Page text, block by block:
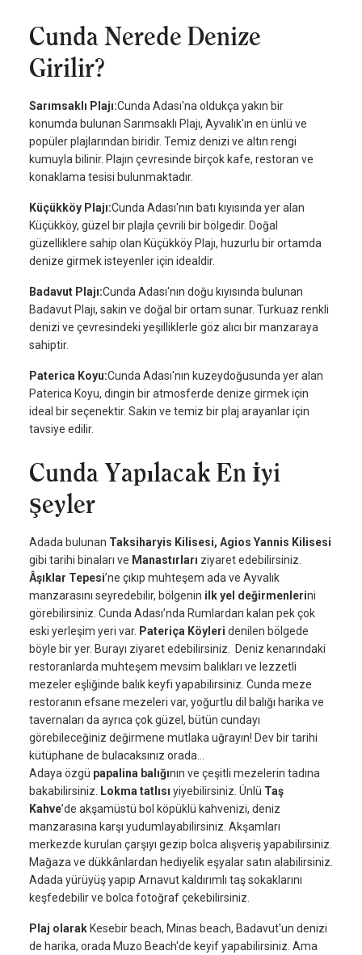
Cunda Nerede Denize
Girilir?
Sarımsaklı Plajı:Cunda Adası'na oldukça yakın bir
konumda bulunan Sarımsaklı Plajı, Ayvalık'ın en ünlü ve
popüler plajlarından biridir. Temiz denizi ve altın rengi
kumuyla bilinir. Plajın çevresinde birçok kafe, restoran ve
konaklama tesisi bulunmaktadır.
Küçükköy Plajı:Cunda Adası'nın batı kıyısında yer alan
Küçükköy, güzel bir plajla çevrili bir bölgedir. Doğal
güzelliklere sahip olan Küçükköy Plajı, huzurlu bir ortamda
denize girmek isteyenler için idealdir.
Badavut Plajı:Cunda Adası'nın doğu kıyısında bulunan
Badavut Plajı, sakin ve doğal bir ortam sunar. Turkuaz renkli
denizi ve çevresindeki yeşilliklerle göz alıcı bir manzaraya
sahiptir.
Paterica Koyu:Cunda Adası'nın kuzeydoğusunda yer alan
Paterica Koyu, dingin bir atmosferde denize girmek için
ideal bir seçenektir. Sakin ve temiz bir plaj arayanlar için
tavsiye edilir.
Cunda Yapılacak En İyi
Şeyler
Adada bulunan Taksiharyis Kilisesi, Agios Yannis Kilisesi
gibi tarihi binaları ve Manastırları ziyaret edebilirsiniz.
Âşıklar Tepesi’ne çıkıp muhteşem ada ve Ayvalık
manzarasını seyredebilir, bölgenin ilk yel değirmenlerini
görebilirsiniz. Cunda Adası’nda Rumlardan kalan pek çok
eski yerleşim yeri var. Pateriça Köyleri denilen bölgede
böyle bir yer. Burayı ziyaret edebilirsiniz. Deniz kenarındaki
restoranlarda muhteşem mevsim balıkları ve lezzetli
mezeler eşliğinde balık keyfi yapabilirsiniz. Cunda meze
restoranın efsane mezeleri var, yoğurtlu dil balığı harika ve
tavernaları da ayrıca çok güzel, bütün cundayı
görebileceğiniz değirmene mutlaka uğrayın! Dev bir tarihi
kütüphane de bulacaksınız orada...
Adaya özgü papalina balığının ve çeşitli mezelerin tadına
bakabilirsiniz.
Lokma tatlısı yiyebilirsiniz. Ünlü Taş
Kahve’de akşamüstü bol köpüklü kahvenizi, deniz
manzarasına karşı yudumlayabilirsiniz. Akşamları
merkezde kurulan çarşıyı gezip bolca alışveriş yapabilirsiniz.
Mağaza ve dükkânlardan hediyelik eşyalar satın alabilirsiniz.
Adada yürüyüş yapıp Arnavut kaldırımlı taş sokaklarını
keşfedebilir ve bolca fotoğraf çekebilirsiniz.
Plaj olarak Kesebir beach, Minas beach, Badavut'un denizi
de harika, orada Muzo Beach'de keyif yapabilirsiniz. Ama